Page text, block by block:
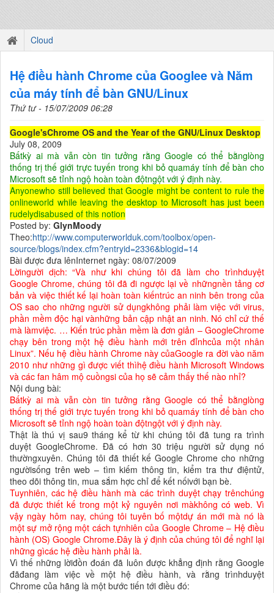
Cloud
Hệ điều hành Chrome của Googlee và Năm
của máy tính để bàn GNU/Linux
Thứ tư - 15/07/2009 06:28
Google'sChrome OS and the Year of the GNU/Linux Desktop
July 08, 2009
Bấtkỳ ai mà vẫn còn tin tưởng rằng Google có thể bằnglòng
thống trị thế giới trực tuyến trong khi bỏ quamáy tính để bàn cho
Microsoft sẽ tỉnh ngộ hoàn toàn độtngột với ý định này.
Anyonewho still believed that Google might be content to rule the
onlineworld while leaving the desktop to Microsoft has just been
rudelydisabused of this notion
Posted by: GlynMoody
Theo:http://www.computerworlduk.com/toolbox/open-
source/blogs/index.cfm?entryid=2336&blogid=14
Bài được đưa lênInternet ngày: 08/07/2009
Lờingười dịch: “Và như khi chúng tôi đã làm cho trìnhduyệt
Google Chrome, chúng tôi đã đi ngược lại về nhữngnền tảng cơ
bản và việc thiết kế lại hoàn toàn kiếntrúc an ninh bên trong của
OS sao cho những người sử dụngkhông phải làm việc với virus,
phần mềm độc hại vànhững bản cập nhật an ninh. Nó chỉ cứ thế
mà làmviệc. … Kiến trúc phần mềm là đơn giản – GoogleChrome
chạy bên trong một hệ điều hành mới trên đỉnhcủa một nhân
Linux”. Nếu hệ điều hành Chrome này củaGoogle ra đời vào năm
2010 như những gì được viết thìhệ điều hành Microsoft Windows
và các fan hâm mộ cuồngsi của họ sẽ cảm thấy thế nào nhỉ?
Nội dung bài:
Bấtkỳ ai mà vẫn còn tin tưởng rằng Google có thể bằnglòng
thống trị thế giới trực tuyến trong khi bỏ quamáy tính để bàn cho
Microsoft sẽ tỉnh ngộ hoàn toàn độtngột với ý định này.
Thật là thú vị sau9 tháng kể từ khi chúng tôi đã tung ra trình
duyệt GoogleChrome. Đã có hơn 30 triệu người sử dụng nó
thườngxuyên. Chúng tôi đã thiết kế Google Chrome cho những
ngườisống trên web – tìm kiếm thông tin, kiểm tra thư điệntử,
theo dõi thông tin, mua sắm hợc chỉ để kết nốivới bạn bè.
Tuynhiên, các hệ điều hành mà các trình duyệt chạy trênchúng
đã được thiết kế trong một kỷ nguyên nơi màkhông có web. Vì
vậy ngày hôm nay, chúng tôi tuyên bố mộtdự án mới mà nó là
một sự mở rộng một cách tựnhiên của Google Chrome – Hệ điều
hành (OS) Google Chrome.Đây là ý định của chúng tôi để nghĩ lại
những gìcác hệ điều hành phải là.
Vì thế những lờiđồn đoán đã luôn được khẳng định rằng Google
đãđang làm việc về một hệ điều hành, và rằng trìnhduyệt
Chrome của hãng là một bước tiến tới điều đó: